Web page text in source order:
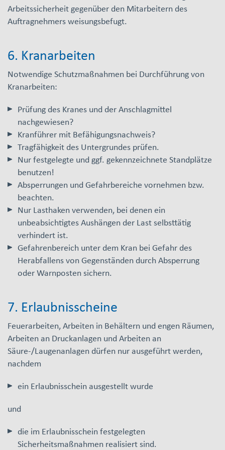
Arbeitssicherheit gegenüber den Mitarbeitern des
Auftragnehmers weisungsbefugt.
6. Kranarbeiten
Notwendige Schutzmaßnahmen bei Durchführung von
Kranarbeiten:
Prüfung des Kranes und der Anschlagmittel
nachgewiesen?
Kranführer mit Befähigungsnachweis?
Tragfähigkeit des Untergrundes prüfen.
Nur festgelegte und ggf. gekennzeichnete Standplätze
benutzen!
Absperrungen und Gefahrbereiche vornehmen bzw.
beachten.
Nur Lasthaken verwenden, bei denen ein
unbeabsichtigtes Aushängen der Last selbsttätig
verhindert ist.
Gefahrenbereich unter dem Kran bei Gefahr des
Herabfallens von Gegenständen durch Absperrung
oder Warnposten sichern.
7. Erlaubnisscheine
Feuerarbeiten, Arbeiten in Behältern und engen Räumen,
Arbeiten an Druckanlagen und Arbeiten an
Säure-/Laugenanlagen dürfen nur ausgeführt werden,
nachdem
ein Erlaubnisschein ausgestellt wurde
und
die im Erlaubnisschein festgelegten
Sicherheitsmaßnahmen realisiert sind.